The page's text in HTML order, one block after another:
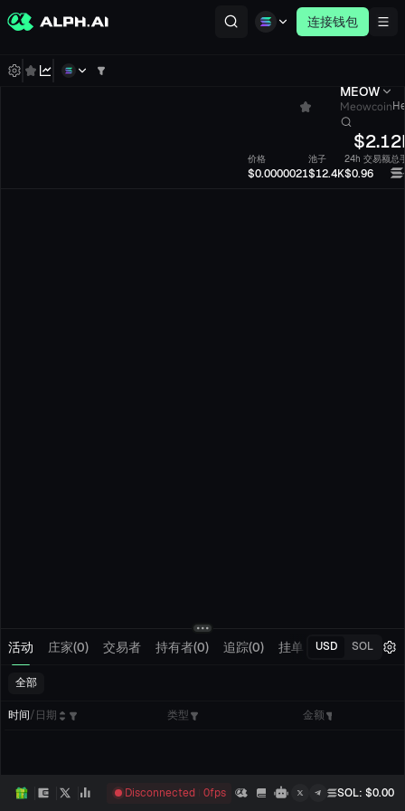
连接钱包
MEOW
Meowcoin
$
价格
$0.0000021
池子
$12.4K
24h 交易额
$0.96
总
活动 庄家(0) 交易者 持有者(0) 追踪(0) 挂单 我的交易
USD SOL
全部
时间/日期 类型 金额
Disconnected 0fps SOL: $0.00